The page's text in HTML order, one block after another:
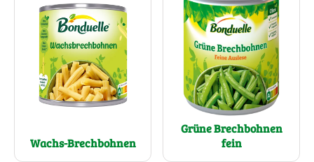
Wachs-Brechbohnen
Grüne Brechbohnen
fein